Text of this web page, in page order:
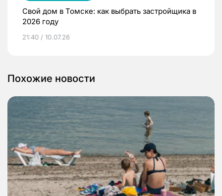
Свой дом в Томске: как выбрать застройщика в
2026 году
21:40 / 10.07.26
Похожие новости